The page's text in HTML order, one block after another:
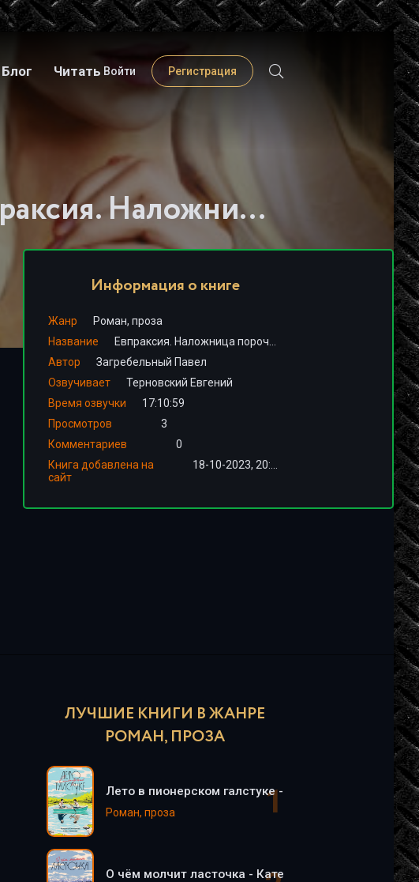
Блог Читать Войти Регистрация
Слушать книгу - "Евпраксия. Наложница порочного императора - Павел Загребельный"
Информация о книге
Жанр
Роман, проза
Название
Автор
Загребельный Павел
Озвучивает
Терновский Евгений
Время озвучки
17:10:59
Просмотров
3
Комментариев
0
Книга добавлена на
сайт
ЛУЧШИЕ КНИГИ В ЖАНРЕ
РОМАН, ПРОЗА
Лето в пионерском галстуке - Катерина Сильванова
Роман, проза
О чём молчит ласточка - Катерина Сильванова,